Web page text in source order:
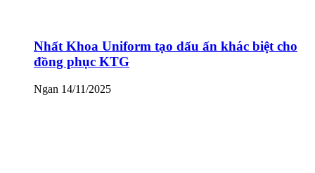
Nhất Khoa Uniform tạo dấu ấn khác biệt cho
đồng phục KTG
Ngan 14/11/2025